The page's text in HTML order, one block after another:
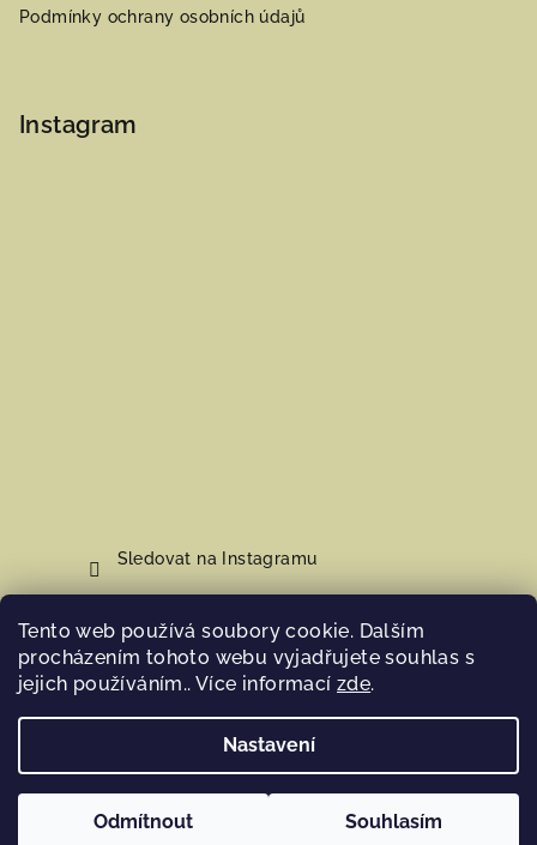
Tento web používá soubory cookie. Dalším
procházením tohoto webu vyjadřujete souhlas s
jejich používáním.. Více informací zde.
Nastavení
Odmítnout Souhlasím
Podmínky ochrany osobních údajů
Instagram
Sledovat na Instagramu
Nákupní košík
0ks /0 Kč
Hosana Home